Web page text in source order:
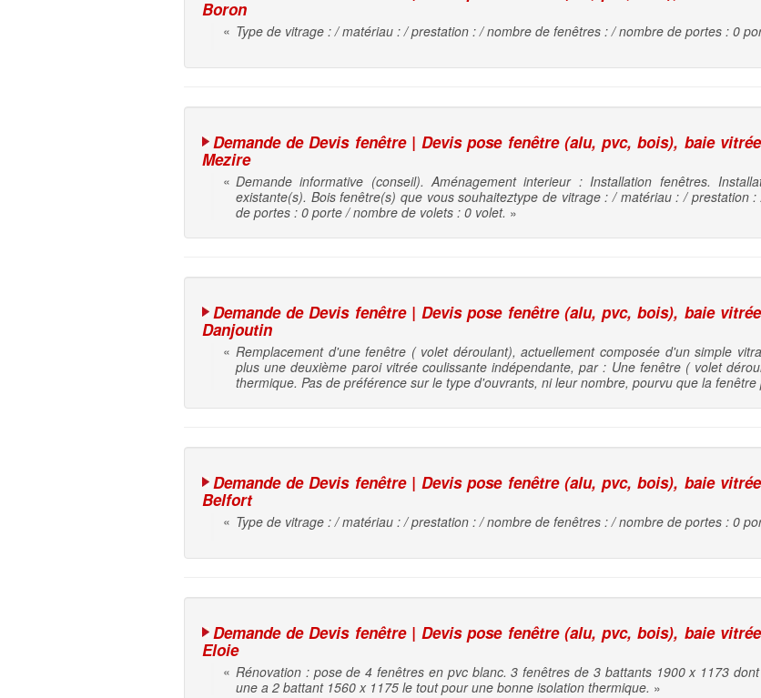
Boron
« Type de vitrage : / matériau : / prestation : / nombre de fenêtres : / nombre de portes : 0
Demande de Devis fenêtre | Devis pose fenêtre (alu, pvc, bois), baie
Mezire
« Demande informative (conseil). Aménagement interieur : Installation fenêtres.
existante(s). Bois fenêtre(s) que vous souhaiteztype de vitrage : / matériau : / prestation
de portes : 0 porte / nombre de volets : 0 volet. »
Demande de Devis fenêtre | Devis pose fenêtre (alu, pvc, bois), baie
Danjoutin
« Remplacement d'une fenêtre ( volet déroulant), actuellement composée d'un simple
plus une deuxième paroi vitrée coulissante indépendante, par : Une fenêtre ( volet
thermique. Pas de préférence sur le type d'ouvrants, ni leur nombre, pourvu que la
Demande de Devis fenêtre | Devis pose fenêtre (alu, pvc, bois), baie
Belfort
« Type de vitrage : / matériau : / prestation : / nombre de fenêtres : / nombre de portes : 0
Demande de Devis fenêtre | Devis pose fenêtre (alu, pvc, bois), baie
Eloie
« Rénovation : pose de 4 fenêtres en pvc blanc. 3 fenêtres de 3 battants 1900 x 1173
une a 2 battant 1560 x 1175 le tout pour une bonne isolation thermique. »